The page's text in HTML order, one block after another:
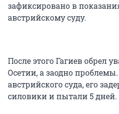
зафиксировано в
австрийскому суду.
После этого Гагиев обрел
Осетии, а заодно
австрийского суда, его
силовики и пытали 5 дней.